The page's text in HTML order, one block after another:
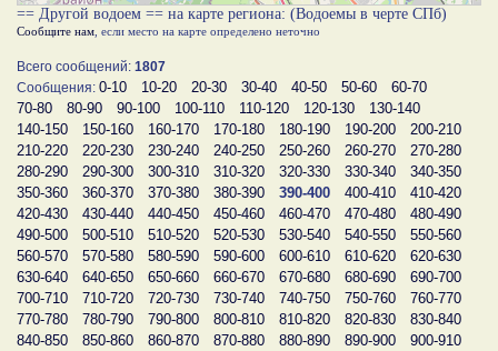
== Другой водоем == на карте региона: (Водоемы в черте СПб)
Сообщите нам , если место на карте определено неточно
Всего сообщений: 1807
Сообщения: 0-10 10-20 20-30 30-40 40-50 50-60
60-70
70-80
80-90 90-100 100-110 110-120 120-130
130-140
140-150
150-160 160-170 170-180 180-190 190-200
200-210
210-220
220-230 230-240 240-250 250-260 260-270
270-280
280-290
290-300 300-310 310-320 320-330 330-340
340-350
350-360
360-370 370-380 380-390 390-400 400-410
410-420
420-430
430-440 440-450 450-460 460-470 470-480
480-490
490-500
500-510 510-520 520-530 530-540 540-550
550-560
560-570
570-580 580-590 590-600 600-610 610-620
620-630
630-640
640-650 650-660 660-670 670-680 680-690
690-700
700-710
710-720 720-730 730-740 740-750 750-760
760-770
770-780
780-790 790-800 800-810 810-820 820-830
830-840
840-850
850-860 860-870 870-880 880-890 890-900
900-910